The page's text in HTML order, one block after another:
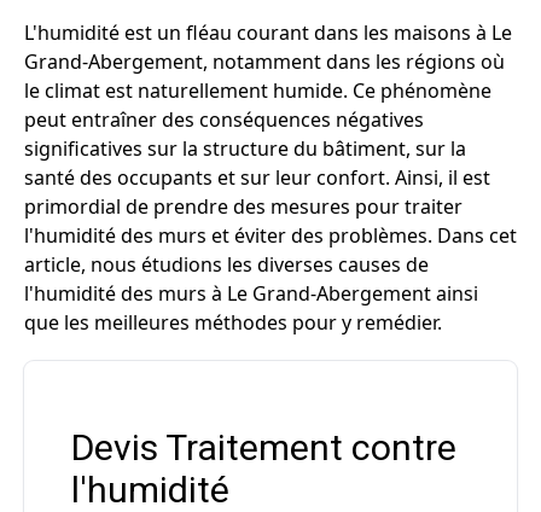
L'humidité est un fléau courant dans les maisons à Le
Grand-Abergement, notamment dans les régions où
le climat est naturellement humide. Ce phénomène
peut entraîner des conséquences négatives
significatives sur la structure du bâtiment, sur la
santé des occupants et sur leur confort. Ainsi, il est
primordial de prendre des mesures pour traiter
l'humidité des murs et éviter des problèmes. Dans cet
article, nous étudions les diverses causes de
l'humidité des murs à Le Grand-Abergement ainsi
que les meilleures méthodes pour y remédier.
Devis Traitement contre
l'humidité